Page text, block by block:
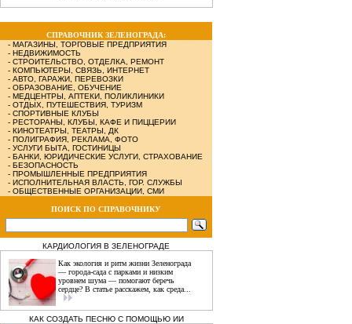
СПРАВОЧНИК ЗЕЛЕНОГРАДА:
- МАГАЗИНЫ, ТОРГОВЫЕ ПРЕДПРИЯТИЯ
- НЕДВИЖИМОСТЬ
- СТРОИТЕЛЬСТВО, ОТДЕЛКА, РЕМОНТ
- КОМПЬЮТЕРЫ, СВЯЗЬ, ИНТЕРНЕТ
- АВТО, ГАРАЖИ, ПЕРЕВОЗКИ
- ОБРАЗОВАНИЕ, ОБУЧЕНИЕ
- МЕДЦЕНТРЫ, АПТЕКИ, ПОЛИКЛИНИКИ
- ОТДЫХ, ПУТЕШЕСТВИЯ, ТУРИЗМ
- СПОРТИВНЫЕ КЛУБЫ
- РЕСТОРАНЫ, КЛУБЫ, КАФЕ И ПИЦЦЕРИИ
- КИНОТЕАТРЫ, ТЕАТРЫ, ДК
- ПОЛИГРАФИЯ, РЕКЛАМА, ФОТО
- УСЛУГИ БЫТА, ГОСТИНИЦЫ
- БАНКИ, ЮРИДИЧЕСКИЕ УСЛУГИ, СТРАХОВАНИЕ
- БЕЗОПАСНОСТЬ
- ПРОМЫШЛЕННЫЕ ПРЕДПРИЯТИЯ
- ИСПОЛНИТЕЛЬНАЯ ВЛАСТЬ, ГОР. СЛУЖБЫ
- ОБЩЕСТВЕННЫЕ ОРГАНИЗАЦИИ, СМИ
ПОИСК ПО СПРАВОЧНИКУ
КАРДИОЛОГИЯ В ЗЕЛЕНОГРАДЕ
Как экология и ритм жизни Зеленограда
— города‑сада с парками и низким
уровнем шума — помогают беречь
сердце? В статье расскажем, как среда...
КАК СОЗДАТЬ ПЕСНЮ С ПОМОЩЬЮ ИИ